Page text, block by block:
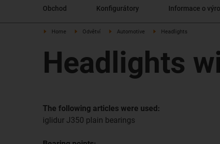
Obchod Konfigurátory Informace o
Home Odvětví Automotive Headlights
Headlights
The following articles were used:
iglidur J350 plain bearings